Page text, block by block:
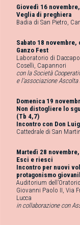
Giovedì 16
Veglia di preghiera
Badia di San Pietro,
Sabato 18 novembre,
Ganzo Fest
Laboratorio di
Coselli, Capannori
con la Società
e l’associazione
Domenica 19
Non distogliere lo
(Tb 4,7)
Incontro con Don
Cattedrale di San
Martedì 28
Esci e riesci
Incontro per nuovi
protagonismo
Auditorium
Giovanni Paolo II, Via
Lucca
in collaborazione con